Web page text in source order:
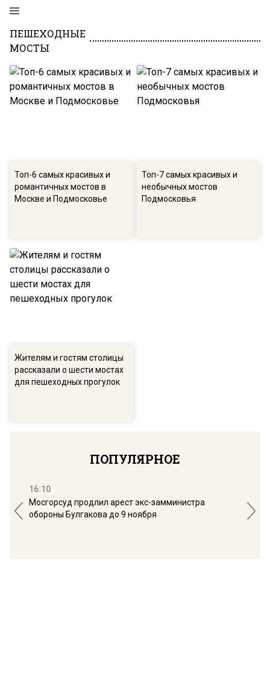
ПЕШЕХОДНЫЕ
МОСТЫ
Топ-6 самых красивых и
романтичных мостов в
Москве и Подмосковье
Топ-7 самых красивых и
необычных мостов
Подмосковья
Жителям и гостям столицы
рассказали о шести мостах
для пешеходных прогулок
ПОПУЛЯРНОЕ
16:10
Мосгорсуд продлил арест экс-замминистра
обороны Булгакова до 9 ноября